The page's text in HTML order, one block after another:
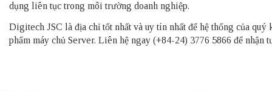
dụng liên tục trong môi trường doanh nghiệp.
Digitech JSC là địa chỉ tốt nhất và uy tín nhất để hệ thống của quý
phẩm máy chủ Server. Liên hệ ngay (+84-24) 3776 5866 để nhận